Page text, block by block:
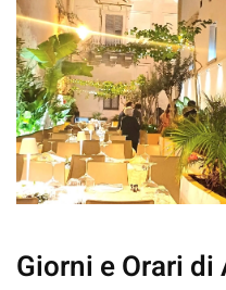
Giorni e Orari di